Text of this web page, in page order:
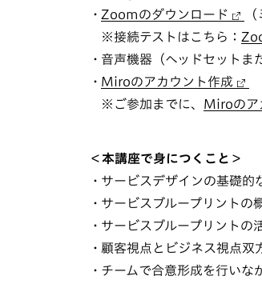
Zoomのダウンロード
※接続テストはこちら：
音声機器（ヘッドセットま
Miroのアカウント作成
※ご参加までに、 Miroのア
＜本講座で身につくこと＞
サービスデザインの基礎的
サービスブループリントの
サービスブループリントの
顧客視点とビジネス視点双
チームで合意形成を行いな